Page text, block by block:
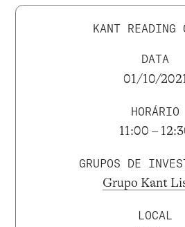
KANT READING
DATA
01/10/2021
HORÁRIO
11:00 –
GRUPOS DE
Grupo Kant
LOCAL